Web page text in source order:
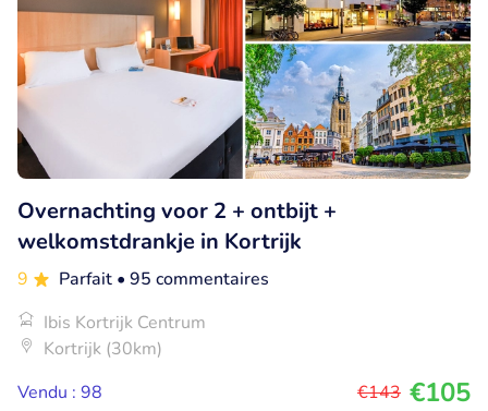
Overnachting voor 2 + ontbijt +
welkomstdrankje in Kortrijk
9 Parfait • 95 commentaires
Ibis Kortrijk Centrum
Kortrijk (30km)
Vendu : 98
€143 €105